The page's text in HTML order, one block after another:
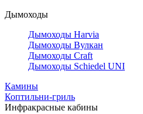
Дымоходы
Дымоходы Harvia
Дымоходы Вулкан
Дымоходы Craft
Дымоходы Schiedel UNI
Камины
Коптильни-гриль
Инфракрасные кабины